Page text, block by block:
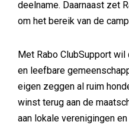
deelname. Daarnaast zet
om het bereik van de
Met Rabo ClubSupport
en leefbare
eigen zeggen al ruim
winst terug aan de
aan lokale verenigingen